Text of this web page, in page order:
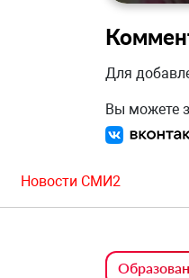
Для
Вы можете
Новости СМИ2